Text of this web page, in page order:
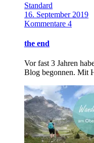
Standard
16. September 2019
Kommentare 4
the end
Vor fast 3 Jahren
Blog begonnen.